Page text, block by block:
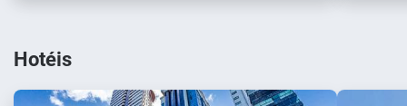
Hotéis